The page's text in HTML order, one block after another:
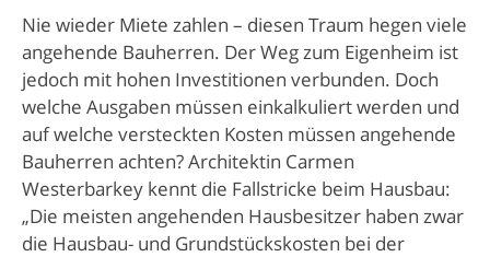
Nie wieder Miete zahlen – diesen Traum hegen viele
angehende Bauherren. Der Weg zum Eigenheim ist
jedoch mit hohen Investitionen verbunden. Doch
welche Ausgaben müssen einkalkuliert werden und
auf welche versteckten Kosten müssen angehende
Bauherren achten? Architektin Carmen
Westerbarkey kennt die Fallstricke beim Hausbau:
„Die meisten angehenden Hausbesitzer haben zwar
die Hausbau- und Grundstückskosten bei der